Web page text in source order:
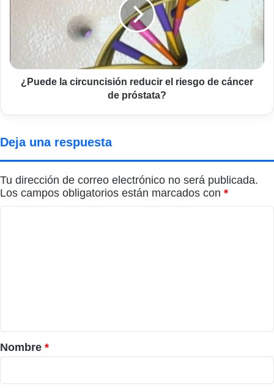
riesgo
cáncer
de
próstata?
¿Puede la circuncisión reducir el riesgo de cáncer
de próstata?
Deja una respuesta
Tu dirección de correo electrónico no será publicada.
Los campos obligatorios están marcados con *
r
i
o
Nombre *